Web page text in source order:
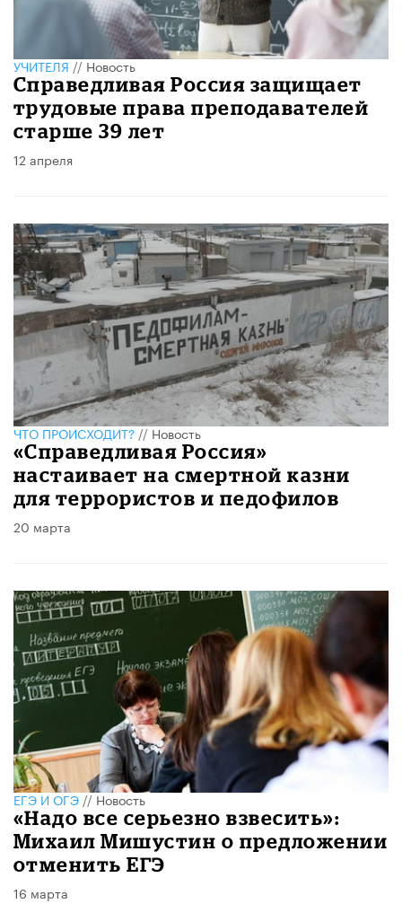
УЧИТЕЛЯ//Новость
Справедливая Россия защищает
трудовые права преподавателей
старше 39 лет
12 апреля
ЧТО ПРОИСХОДИТ?//Новость
«Справедливая Россия»
настаивает на смертной казни
для террористов и педофилов
20 марта
ЕГЭ И ОГЭ//Новость
«Надо все серьезно взвесить»:
Михаил Мишустин о предложении
отменить ЕГЭ
16 марта